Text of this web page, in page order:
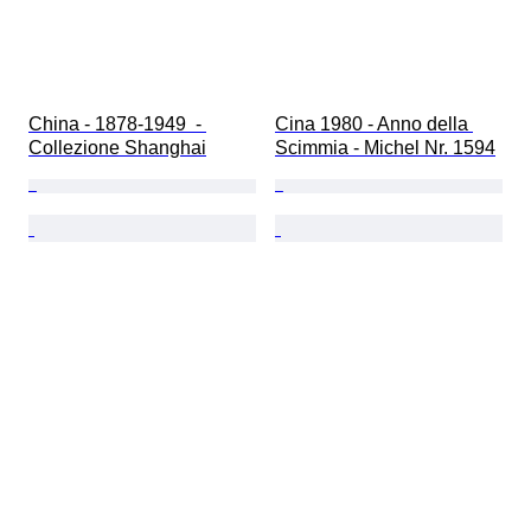
China - 1878-1949  -
Collezione Shanghai
Cina 1980 - Anno della
Scimmia - Michel Nr. 1594